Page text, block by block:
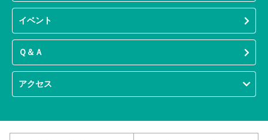
イベント
Ｑ＆Ａ
アクセス